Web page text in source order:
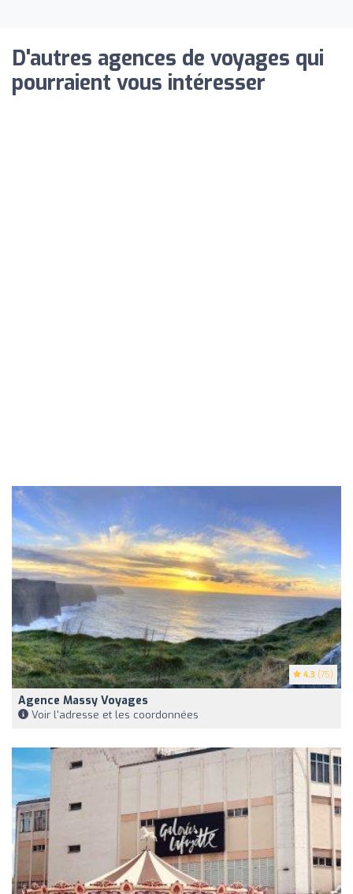
D'autres agences de voyages qui
pourraient vous intéresser
4.3 (75)
Agence Massy Voyages
Voir l'adresse et les coordonnées